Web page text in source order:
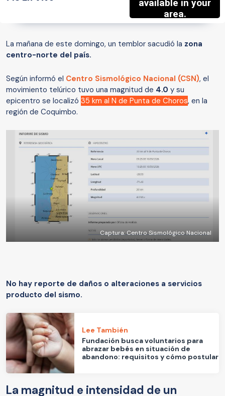
La mañana de este domingo, un temblor sacudió la zona
centro-norte del país.
Según informó el Centro Sismológico Nacional (CSN), el
movimiento telúrico tuvo una magnitud de 4.0 y su
epicentro se localizó 35 km al N de Punta de Choros, en la
región de Coquimbo.
Captura: Centro Sismológico Nacional
No hay reporte de daños o alteraciones a servicios
producto del sismo.
Lee También
Fundación busca voluntarios para
abrazar bebés en situación de
abandono: requisitos y cómo postular
La magnitud e intensidad de un